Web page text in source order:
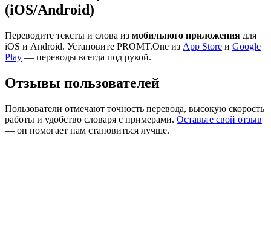
(iOS/Android)
Переводите тексты и слова из мобильного приложения для
iOS и Android. Установите PROMT.One из App Store и Google
Play — переводы всегда под рукой.
Отзывы пользователей
Пользователи отмечают точность перевода, высокую скорость
работы и удобство словаря с примерами. Оставьте свой отзыв
— он помогает нам становиться лучше.